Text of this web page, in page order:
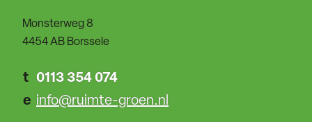
Monsterweg 8
4454 AB Borssele
t 0113 354 074
e info@ruimte-groen.nl